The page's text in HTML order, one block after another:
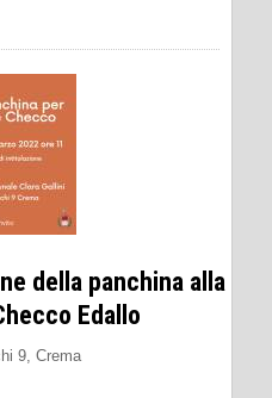
della panchina alla
Edallo
9, Crema